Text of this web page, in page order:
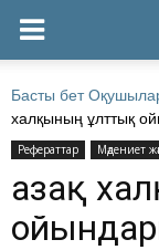
Басты бет
халқының ұлттық
Рефераттар Мәдениет
Қазақ